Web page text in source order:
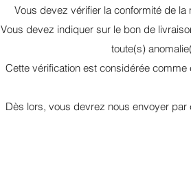
Vous devez vérifier la conformité de
Vous devez indiquer sur le bon de
toute(s)
Cette vérification est considérée
Dès lors, vous devrez nous envoyer